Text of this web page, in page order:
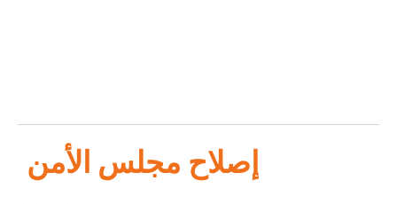
إصلاح مجلس الأمن